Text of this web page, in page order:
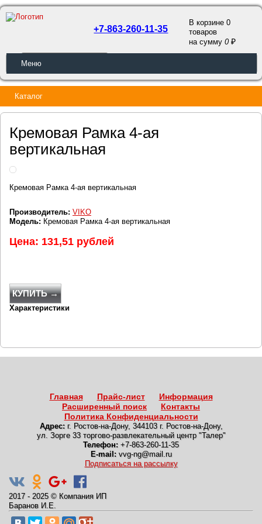
ОБРАТНЫЙ ЗВОНОК
+7-863-260-11-35
В корзине 0
товаров
на сумму0
Меню
Каталог
Кремовая Рамка 4-ая
вертикальная
Кремовая Рамка 4-ая вертикальная
Производитель: VIKO
Модель: Кремовая Рамка 4-ая вертикальная
Цена: 131,51 рублей
КУПИТЬ →
Характеристики
Главная Прайс-лист
Информация
Расширенный поиск
Контакты
Политика Конфиденциальности
Адрес: г. Ростов-на-Дону, 344103 г. Ростов-на-Дону,
ул. Зорге 33 торгово-развлекательный центр "Талер"
Телефон: +7-863-260-11-35
E-mail: vvg-ng@mail.ru
Подписаться на рассылку
2017 - 2025 © Компания ИП
Баранов И.Е.